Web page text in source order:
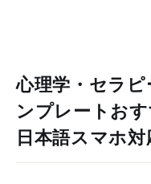
心理学・セラ
ンプレートお
日本語スマホ対